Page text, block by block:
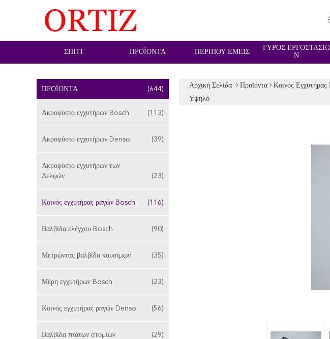
ΣΠΊΤΙ ΠΡΟΪΌΝΤΑ ΠΕΡΊΠΟΥ ΕΜΕΊΣ
ΓΎΡΟΣ ΕΡΓΟΣΤΑΣΊΩ
Ν
ΠΡΟΪΌΝΤΑ (644)
Ακροφύσιο εγχυτήρων Bosch (113)
Ακροφύσιο εγχυτήρων Denso (39)
Ακροφύσιο εγχυτήρων των
Δελφών
(23)
Κοινός εγχυτήρας ραγών Bosch (116)
Βαλβίδα ελέγχου Bosch (90)
Μετρώντας βαλβίδα καυσίμων (35)
Μέρη εγχυτήρων Bosch (23)
Κοινός εγχυτήρας ραγών Denso (56)
Βαλβίδα πιάτων στομίων (29)
Αρχική Σελίδα Προϊόντα Κοινός
Υψηλό